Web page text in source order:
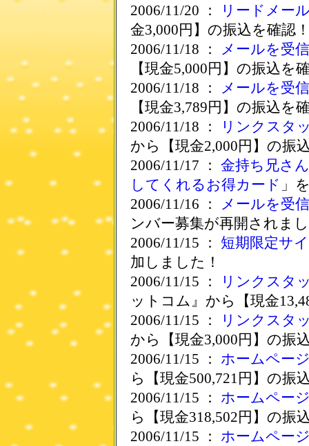
2006/11/20 ：
リードメー
金3,000円】の振込を確認
2006/11/18 ：
メールを受
【現金5,000円】の振込を
2006/11/18 ：
メールを受
【現金3,789円】の振込を
2006/11/18 ：
リンクスタ
から【現金2,000円】の振
2006/11/17 ： 金持ち兄さ
してくれるお得カード 」
2006/11/16 ：
メールを受
ンバー募集が再開されま
2006/11/15 ： 短期限定サ
加しました！
2006/11/15 ：
リンクスタ
ットコム』から【現金
2006/11/15 ：
リンクスタ
から【現金3,000円】の振
2006/11/15 ： ホームペー
ら【現金500,721円】の振
2006/11/15 ： ホームペー
ら【現金318,502円】の振
2006/11/15 ： ホームペー